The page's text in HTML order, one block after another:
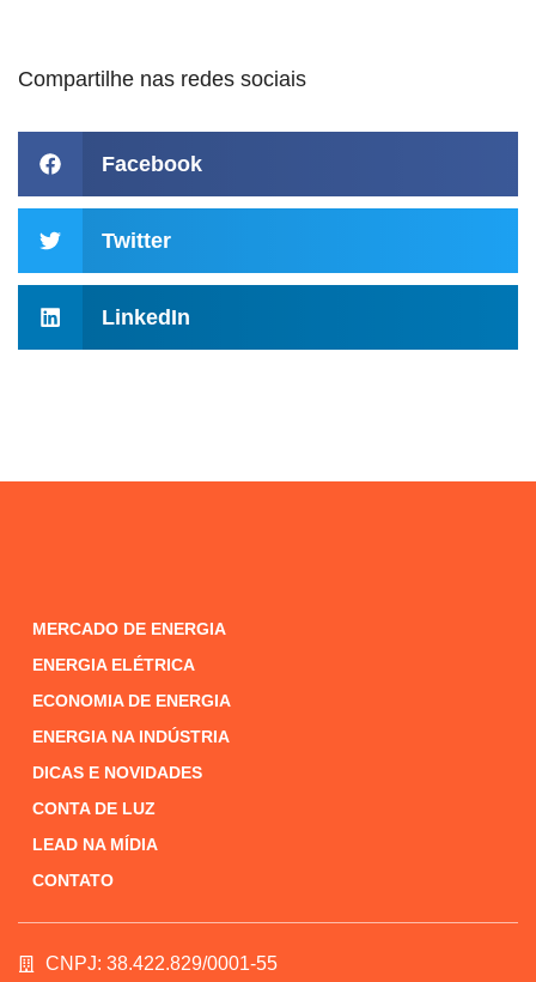
Compartilhe nas redes sociais
Facebook
Twitter
LinkedIn
MERCADO DE ENERGIA
ENERGIA ELÉTRICA
ECONOMIA DE ENERGIA
ENERGIA NA INDÚSTRIA
DICAS E NOVIDADES
CONTA DE LUZ
LEAD NA MÍDIA
CONTATO
CNPJ: 38.422.829/0001-55